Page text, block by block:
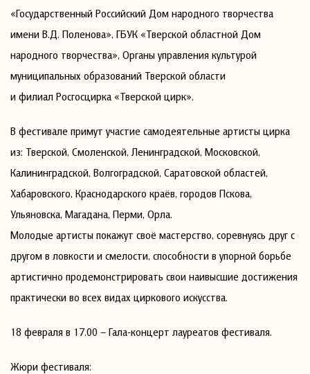
«Государственный Российский Дом народного творчества
имени В.Д. Поленова», ГБУК «Тверской областной Дом
народного творчества», Органы управления культурой
муниципальных образований Тверской области
и филиал Росгосцирка «Тверской цирк».
В фестивале примут участие самодеятельные артисты цирка
из: Тверской, Смоленской, Ленинградской, Московской,
Калининградской, Волгоградской, Саратовской областей,
Хабаровского, Краснодарского краёв, городов Пскова,
Ульяновска, Магадана, Перми, Орла.
Молодые артисты покажут своё мастерство, соревнуясь друг с
другом в ловкости и смелости, способности в упорной борьбе
артистично продемонстрировать свои наивысшие достижения
практически во всех видах циркового искусства.
18 февраля в 17.00 – Гала-концерт лауреатов фестиваля.
Жюри фестиваля: